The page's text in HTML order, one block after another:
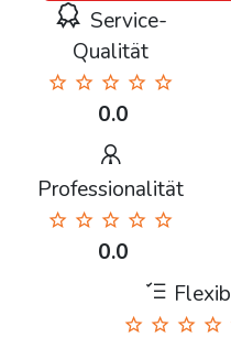
Service-
Qualität
0.0
Professionalität
0.0